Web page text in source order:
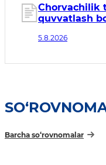
06.08.2026
Chorvachilik
quvvatlash
5.8.2026
Barcha so‘rovnomalar